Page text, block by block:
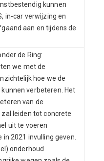
kunnen
in-car verwijzing en
aan en tijdens de
de Ring:
we met de
hoe we de
verbeteren. Het
van de
leiden tot concrete
uit te voeren
2021 invulling geven.
onderhoud